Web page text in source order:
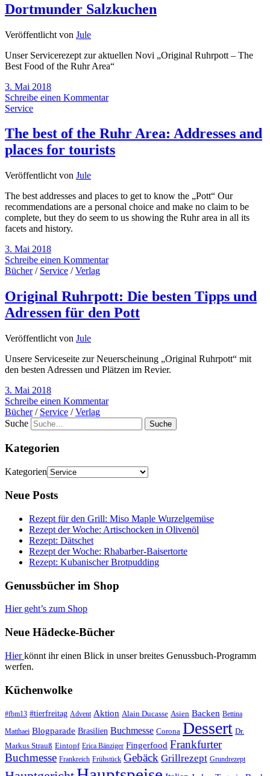
Dortmunder Salzkuchen
Veröffentlicht von Jule
Unser Servicerezept zur aktuellen Novi „Original Ruhrpott – The
Best Food of the Ruhr Area“
3. Mai 2018
Schreibe einen Kommentar
Service
The best of the Ruhr Area: Addresses and
places for tourists
Veröffentlicht von Jule
The best addresses and places to get to know the „Pott“ Our
recommendations are a personal choice and make no claim to be
complete, but they do seem to us showing the Ruhr area in all its
facets and history.
3. Mai 2018
Schreibe einen Kommentar
Bücher/ Service /Verlag
Original Ruhrpott: Die besten Tipps und
Adressen für den Pott
Veröffentlicht von Jule
Unsere Serviceseite zur Neuerscheinung „Original Ruhrpott“ mit
den besten Adressen und Plätzen im Revier.
3. Mai 2018
Schreibe einen Kommentar
Bücher/ Service /Verlag
Suche
Kategorien
Kategorien
Neue Posts
Rezept für den Grill: Miso Maple Wurzelgemüse
Rezept der Woche: Artischocken in Olivenöl
Rezept: Dätschet
Rezept der Woche: Rhabarber-Baisertorte
Rezept: Kubanischer Brotpudding
Genussbücher im Shop
Hier geht’s zum Shop
Neue Hädecke-Bücher
Hierkönnt ihr einen Blick in unser breites Genussbuch-Programm
werfen.
Küchenwolke
#fbm13 #tierfreitag Advent Aktion Alain Ducasse Asien Backen Bettina
Matthaei Blogparade Brasilien Buchmesse Corona Dessert Dr.
Markus Strauß Eintopf Erica Bänziger Fingerfood Frankfurter
Buchmesse Frankreich Frühstück Gebäck Grillrezept Grundrezept